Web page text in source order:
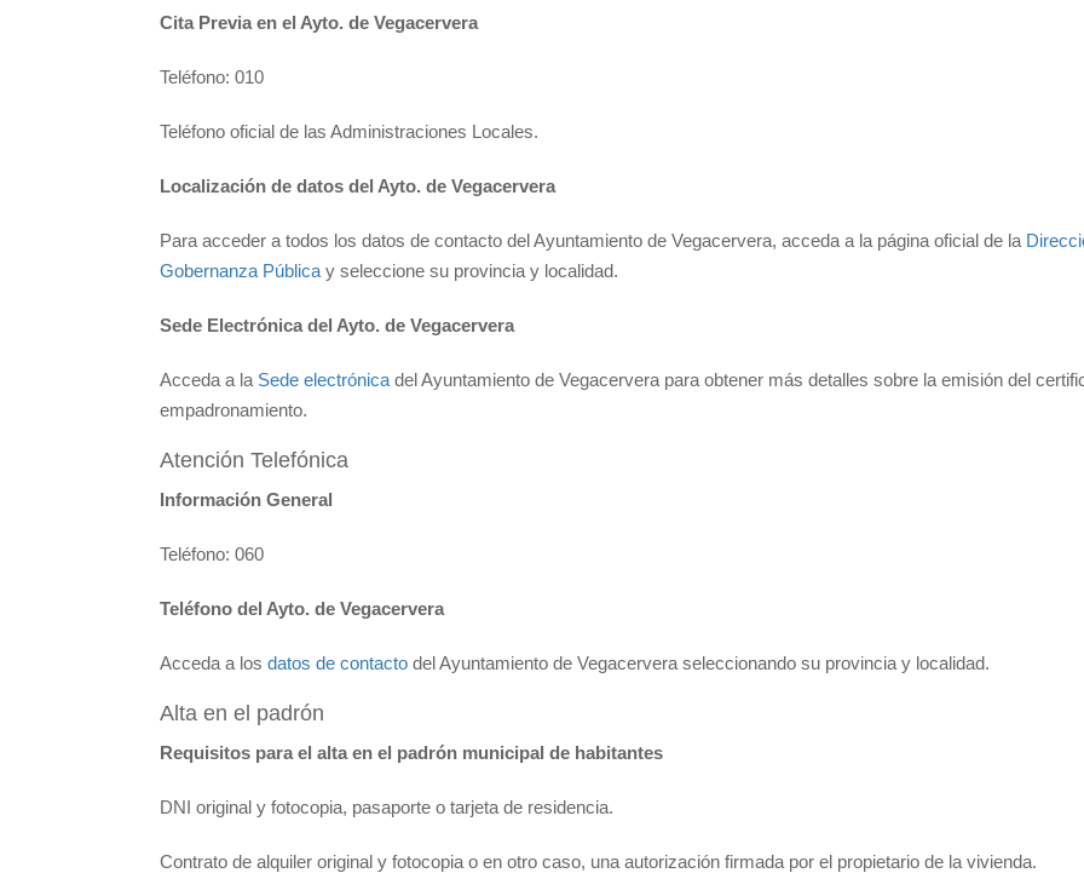
Cita Previa en el Ayto. de Vegacervera
Teléfono: 010
Teléfono oficial de las Administraciones Locales.
Localización de datos del Ayto. de Vegacervera
Para acceder a todos los datos de contacto del Ayuntamiento de Vegacervera, acceda a la página oficial de la
Gobernanza Pública y seleccione su provincia y localidad.
Sede Electrónica del Ayto. de Vegacervera
Acceda a la Sede electrónica del Ayuntamiento de Vegacervera para obtener más detalles sobre la emisión del
empadronamiento.
Atención Telefónica
Información General
Teléfono: 060
Teléfono del Ayto. de Vegacervera
Acceda a los datos de contacto del Ayuntamiento de Vegacervera seleccionando su provincia y localidad.
Alta en el padrón
Requisitos para el alta en el padrón municipal de habitantes
DNI original y fotocopia, pasaporte o tarjeta de residencia.
Contrato de alquiler original y fotocopia o en otro caso, una autorización firmada por el propietario de la vivienda.